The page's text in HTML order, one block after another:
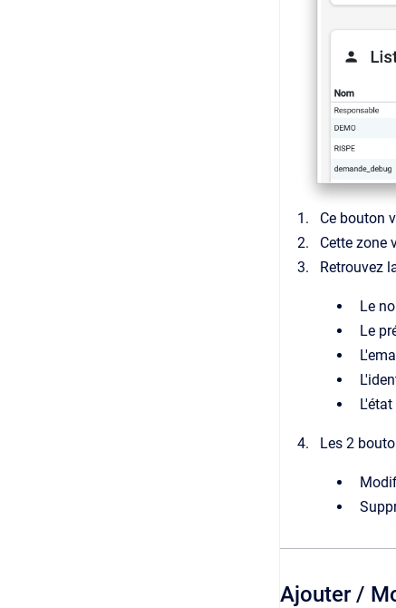
Ce bouton
Cette zone
Retrouvez
Le
Le
Les 2
Ajouter /